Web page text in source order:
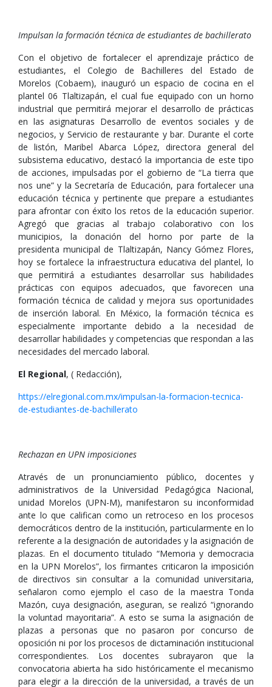
Impulsan la formación técnica de estudiantes de bachillerato
Con el objetivo de fortalecer el aprendizaje práctico de
estudiantes, el Colegio de Bachilleres del Estado de
Morelos (Cobaem), inauguró un espacio de cocina en el
plantel 06 Tlaltizapán, el cual fue equipado con un horno
industrial que permitirá mejorar el desarrollo de prácticas
en las asignaturas Desarrollo de eventos sociales y de
negocios, y Servicio de restaurante y bar. Durante el corte
de listón, Maribel Abarca López, directora general del
subsistema educativo, destacó la importancia de este tipo
de acciones, impulsadas por el gobierno de “La tierra que
nos une” y la Secretaría de Educación, para fortalecer una
educación técnica y pertinente que prepare a estudiantes
para afrontar con éxito los retos de la educación superior.
Agregó que gracias al trabajo colaborativo con los
municipios, la donación del horno por parte de la
presidenta municipal de Tlaltizapán, Nancy Gómez Flores,
hoy se fortalece la infraestructura educativa del plantel, lo
que permitirá a estudiantes desarrollar sus habilidades
prácticas con equipos adecuados, que favorecen una
formación técnica de calidad y mejora sus oportunidades
de inserción laboral. En México, la formación técnica es
especialmente importante debido a la necesidad de
desarrollar habilidades y competencias que respondan a las
necesidades del mercado laboral.
El Regional, ( Redacción),
https://elregional.com.mx/impulsan-la-formacion-tecnica-
de-estudiantes-de-bachillerato
Rechazan en UPN imposiciones
Através de un pronunciamiento público, docentes y
administrativos de la Universidad Pedagógica Nacional,
unidad Morelos (UPN-M), manifestaron su inconformidad
ante lo que califican como un retroceso en los procesos
democráticos dentro de la institución, particularmente en lo
referente a la designación de autoridades y la asignación de
plazas. En el documento titulado “Memoria y democracia
en la UPN Morelos”, los firmantes criticaron la imposición
de directivos sin consultar a la comunidad universitaria,
señalaron como ejemplo el caso de la maestra Tonda
Mazón, cuya designación, aseguran, se realizó “ignorando
la voluntad mayoritaria”. A esto se suma la asignación de
plazas a personas que no pasaron por concurso de
oposición ni por los procesos de dictaminación institucional
correspondientes. Los docentes subrayaron que la
convocatoria abierta ha sido históricamente el mecanismo
para elegir a la dirección de la universidad, a través de un